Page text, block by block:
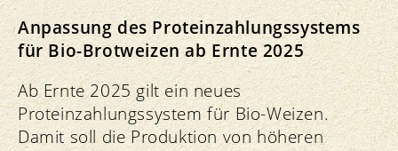
Anpassung des Proteinzahlungssystems
für Bio-Brotweizen ab Ernte 2025
Ab Ernte 2025 gilt ein neues
Proteinzahlungssystem für Bio-Weizen.
Damit soll die Produktion von höheren